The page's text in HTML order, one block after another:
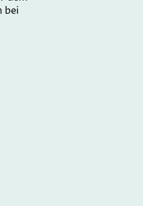
bei